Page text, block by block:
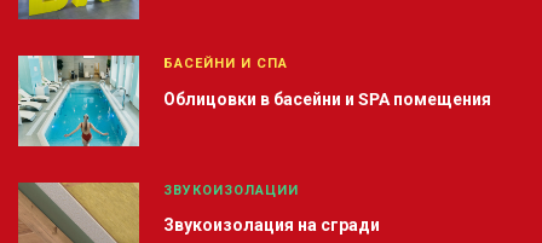
БАСЕЙНИ И СПА
Облицовки в басейни и SPA помещения
ЗВУКОИЗОЛАЦИИ
Звукоизолация на сгради